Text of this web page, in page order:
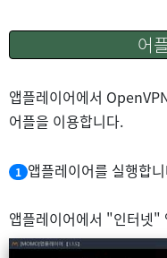
어
앱플레이어에서
어플을 이용합니다.
1 앱플레이어를 실행합
앱플레이어에서 "인터넷"